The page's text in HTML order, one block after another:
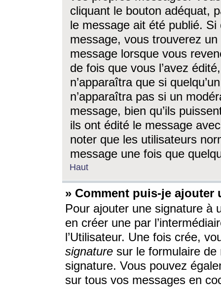
cliquant le bouton adéquat,
le message ait été publié. Si
message, vous trouverez
message lorsque vous
de fois que vous l’avez
n’apparaîtra que si
n’apparaîtra pas si un
message, bien qu’ils
ils ont édité le message
noter que les utilisateurs
message une fois que
Haut
» Comment puis-je ajouter
Pour ajouter une signature à
en créer une par
l’Utilisateur. Une fois crée,
signature sur le formulaire de
signature. Vous pouvez
sur tous vos messages en